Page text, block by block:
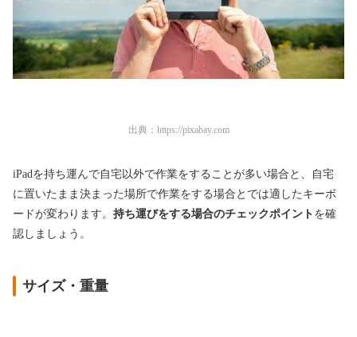
出典： https://pixabay.com
iPadを持ち運んで自宅以外で作業をすることが多い場合と、自宅
に置いたまま決まった場所で作業をする場合とでは適したキーボ
ードが変わります。 持ち運びをする場合のチェックポイント を確
認しましょう。
サイズ・重量